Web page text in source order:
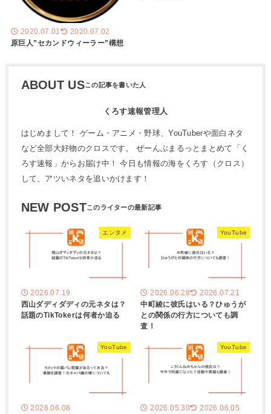
2020.07.01 2020.07.02
原巨人”セカンドウィーラー”構想
ABOUT US
くろす速報管理人
はじめまして！ ゲーム・アニメ・野球、YouTuberや面白ネタ
など全部大好物のクロスです。 ぜーんぶまるっとまとめて「く
ろす速報」からお届け中！ 今日も情報の海をくろす（クロス）
して、アツいネタを追いかけます！
NEW POST
エンタメ
2026.07.19
西山ダディダディの元ネタは？
話題のTikTokerは何者か迫る
YouTube
2026.06.28 2026.07.21
中町綾に彼氏はいる？ひゅうが
との関係の行方についても調
査！
YouTube
2026.06.08
YouTube
2026.05.30 2026.06.05